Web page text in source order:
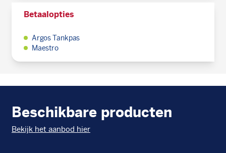
Betaalopties
Argos Tankpas
Maestro
Beschikbare producten
Bekijk het aanbod hier